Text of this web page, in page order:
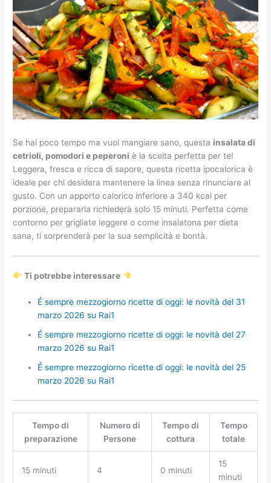
Se hai poco tempo ma vuoi mangiare sano, questa insalata di
cetrioli, pomodori e peperoni è la scelta perfetta per te!
Leggera, fresca e ricca di sapore, questa ricetta ipocalorica è
ideale per chi desidera mantenere la linea senza rinunciare al
gusto. Con un apporto calorico inferiore a 340 kcal per
porzione, prepararla richiederà solo 15 minuti. Perfetta come
contorno per grigliate leggere o come insalatona per dieta
sana, ti sorprenderà per la sua semplicità e bontà.
Ti potrebbe interessare
É sempre mezzogiorno ricette di oggi: le novità del 31
marzo 2026 su Rai1
É sempre mezzogiorno ricette di oggi: le novità del 27
marzo 2026 su Rai1
É sempre mezzogiorno ricette di oggi: le novità del 25
marzo 2026 su Rai1
Tempo di
preparazione
Numero di
Persone
Tempo di
cottura
Tempo
totale
15 minuti 4 0 minuti
15
minuti